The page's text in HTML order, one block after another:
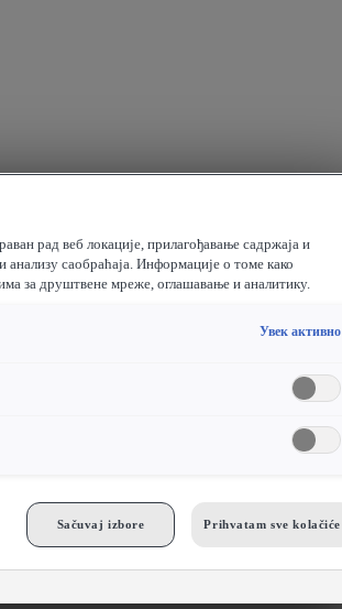
рад веб локације, прилагођавање садржаја и
саобраћаја. Информације о томе како
за друштвене мреже, оглашавање и аналитику.
Увек активно
Sačuvaj izbore Prihvatam sve kolačiće